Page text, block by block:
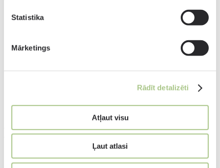
Statistika
Mārketings
Rādīt detalizēti
Atļaut visu
Ļaut atlasi
Sniega brilles
Bolle Safety darba drošības brilles
Bolle aizsargbrilles ziemas sportam